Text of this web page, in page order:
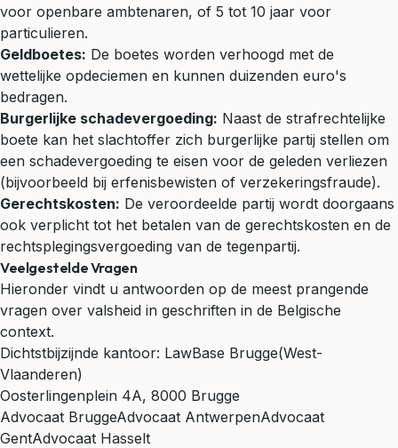
voor openbare ambtenaren, of 5 tot 10 jaar voor
particulieren.
Geldboetes: De boetes worden verhoogd met de
wettelijke opdeciemen en kunnen duizenden euro's
bedragen.
Burgerlijke schadevergoeding: Naast de strafrechtelijke
boete kan het slachtoffer zich burgerlijke partij stellen om
een schadevergoeding te eisen voor de geleden verliezen
(bijvoorbeeld bij erfenisbewisten of verzekeringsfraude).
Gerechtskosten: De veroordeelde partij wordt doorgaans
ook verplicht tot het betalen van de gerechtskosten en de
rechtsplegingsvergoeding van de tegenpartij.
Veelgestelde Vragen
Hieronder vindt u antwoorden op de meest prangende
vragen over valsheid in geschriften in de Belgische
context.
Dichtstbijzijnde kantoor: LawBase Brugge(West-
Vlaanderen)
Oosterlingenplein 4A, 8000 Brugge
Advocaat BruggeAdvocaat AntwerpenAdvocaat
GentAdvocaat Hasselt